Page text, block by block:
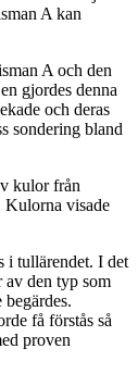
A kan
A och den
gjordes denna
och deras
sondering bland
kulor från
Kulorna visade
i tullärendet. I det
av den typ som
få förstås så
proven